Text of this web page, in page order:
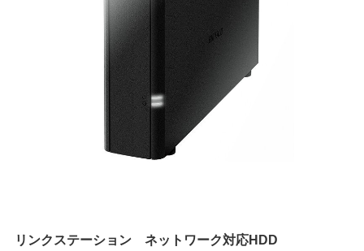
リンクステーション ネットワーク対応HDD